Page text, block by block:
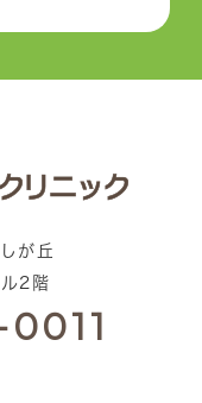
しが丘
2階